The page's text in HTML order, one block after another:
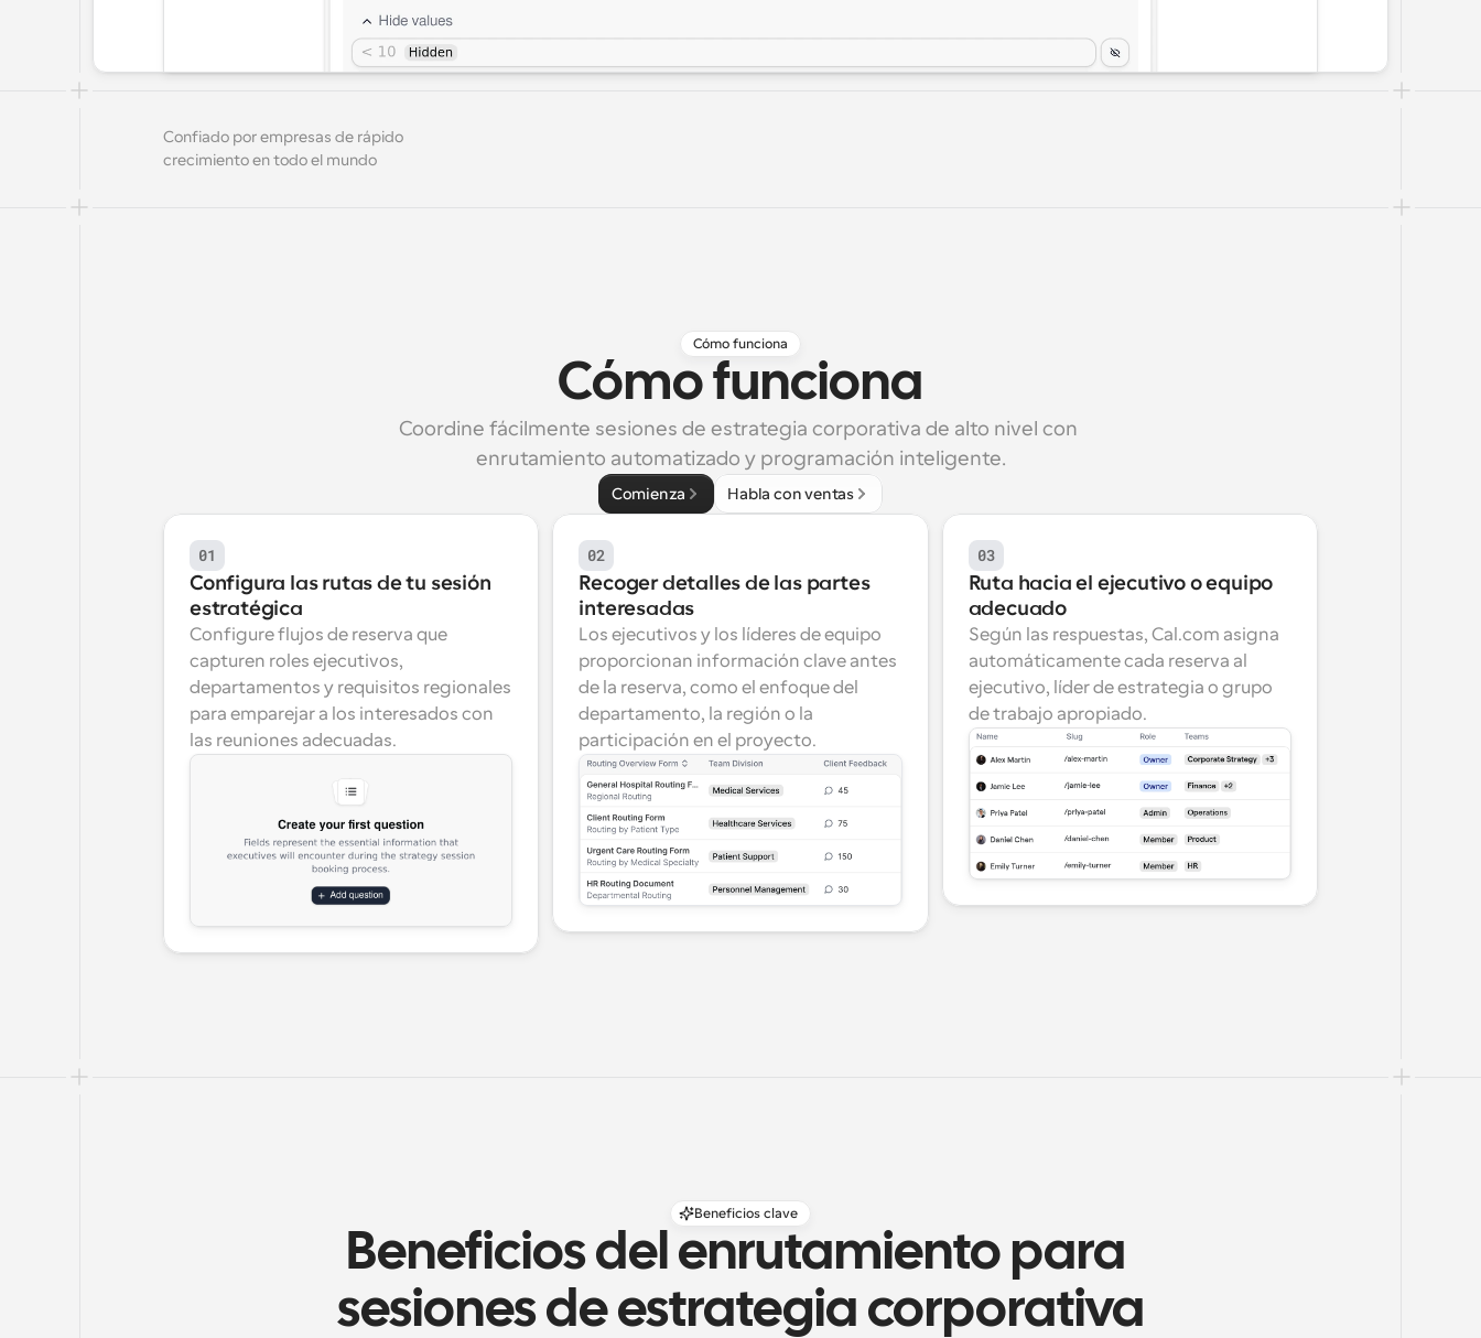
Confiado por empresas de rápido
crecimiento en todo el mundo
Cómo funciona
Cómo funciona
Coordine fácilmente sesiones de estrategia corporativa de alto nivel con
enrutamiento automatizado y programación inteligente.
Comienza Habla con ventas
01
Configura las rutas de tu sesión
estratégica
Configure flujos de reserva que
capturen roles ejecutivos,
departamentos y requisitos regionales
para emparejar a los interesados con
las reuniones adecuadas.
02
Recoger detalles de las partes
interesadas
Los ejecutivos y los líderes de equipo
proporcionan información clave antes
de la reserva, como el enfoque del
departamento, la región o la
participación en el proyecto.
03
Ruta hacia el ejecutivo o equipo
adecuado
Según las respuestas, Cal.com asigna
automáticamente cada reserva al
ejecutivo, líder de estrategia o grupo
de trabajo apropiado.
Beneficios clave
Beneficios del enrutamiento para
sesiones de estrategia corporativa